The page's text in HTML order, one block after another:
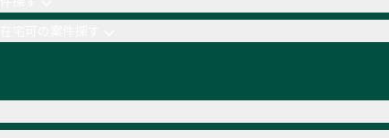
宅可の案件探す